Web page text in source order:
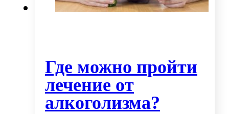
Где можно пройти
лечение от
алкоголизма?